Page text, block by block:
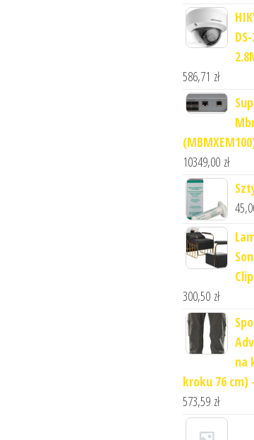
586,71 zł
10349,00 zł
Clip
300,50 zł
na
kroku 76 cm)
573,59 zł